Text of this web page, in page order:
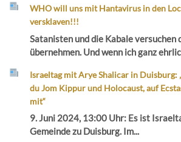
WHO will uns mit Hantavirus in den
versklaven!!!
Satanisten und die Kabale versuchen
übernehmen. Und wenn ich ganz
Israeltag mit Arye Shalicar in Duisburg:
du Jom Kippur und Holocaust, auf
mit“
9. Juni 2024, 13:00 Uhr: Es ist
Gemeinde zu Duisburg. Im...